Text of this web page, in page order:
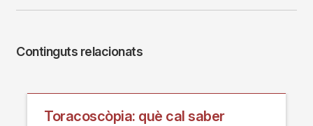
Continguts relacionats
Toracoscòpia: què cal saber